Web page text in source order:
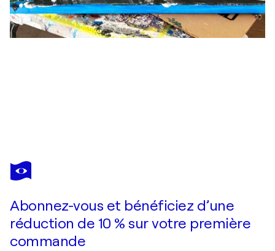
PRESTON M. SMITH (PMS)
Boom For Real
Abonnez-vous et bénéficiez d’une
réduction de 10 % sur votre première
commande